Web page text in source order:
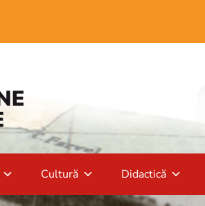
Cultură Didactică